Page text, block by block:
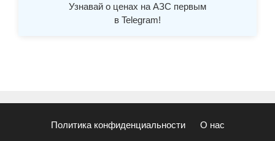
Узнавай о ценах на АЗС первым
в Telegram!
Политика конфиденциальности О нас